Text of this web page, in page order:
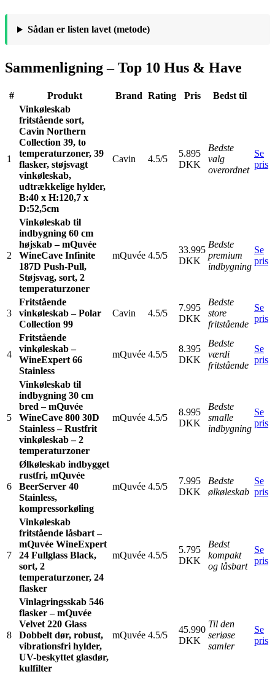
Sådan er listen lavet (metode)
Sammenligning – Top 10 Hus & Have
# Produkt Brand Rating Pris Bedst til
1
Vinkøleskab
fritstående sort,
Cavin Northern
Collection 39, to
temperaturzoner, 39
flasker, støjsvagt
vinkøleskab,
udtrækkelige hylder,
B:40 x H:120,7 x
D:52,5cm
Cavin 4.5/5
5.895
DKK
Bedste
valg
overordnet
Se
pris
2
Vinkøleskab til
indbygning 60 cm
højskab – mQuvée
WineCave Infinite
187D Push-Pull,
Støjsvag, sort, 2
temperaturzoner
mQuvée 4.5/5
33.995
DKK
Bedste
premium
indbygning
Se
pris
3
Fritstående
vinkøleskab – Polar
Collection 99
Cavin 4.5/5
7.995
DKK
Bedste
store
fritstående
Se
pris
4
Fritstående
vinkøleskab –
WineExpert 66
Stainless
mQuvée 4.5/5
8.395
DKK
Bedste
værdi
fritstående
Se
pris
5
Vinkøleskab til
indbygning 30 cm
bred – mQuvée
WineCave 800 30D
Stainless – Rustfrit
vinkøleskab – 2
temperaturzoner
mQuvée 4.5/5
8.995
DKK
Bedste
smalle
indbygning
Se
pris
6
Ølkøleskab indbygget
rustfri, mQuvée
BeerServer 40
Stainless,
kompressorkøling
mQuvée 4.5/5
7.995
DKK
Bedste
ølkøleskab
Se
pris
7
Vinkøleskab
fritstående låsbart –
mQuvée WineExpert
24 Fullglass Black,
sort, 2
temperaturzoner, 24
flasker
mQuvée 4.5/5
5.795
DKK
Bedst
kompakt
og låsbart
Se
pris
8
Vinlagringsskab 546
flasker – mQuvée
Velvet 220 Glass
Dobbelt dør, robust,
vibrationsfri hylder,
UV-beskyttet glasdør,
kulfilter
mQuvée 4.5/5
45.990
DKK
Til den
seriøse
samler
Se
pris